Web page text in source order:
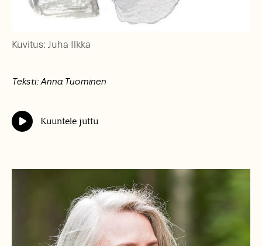
Kuvitus: Juha Ilkka
Teksti: Anna Tuominen
Kuuntele juttu